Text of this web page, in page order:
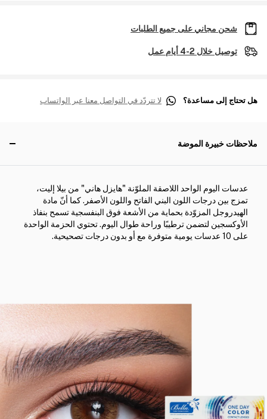
شحن مجاني على جميع الطلبات
توصيل خلال 2-4 أيام عمل
هل تحتاج إلى مساعدة؟ لا تتردّد في التواصل معنا عبر الواتساب
ملاحظات خبيرة الموضة
عدسات اليوم الواحد اللاصقة الملوّنة "هايزل هاني" من بيلا إليت،
تمزج بين درجات اللون البني الفاتح واللون الأصفر. كما أنّ مادة
الهيدروجل المزوّدة بحماية من الأشعة فوق البنفسجية تسمح بنفاذ
الأوكسجين لتضمن ترطيبًا وراحة طوال اليوم. تحتوي الحزمة الواحدة
على 10 عدسات يومية متوفرة مع أو بدون درجات تصحيحية.